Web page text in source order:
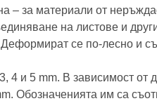
– за материали от
на листове и
се по-лесно и
4 и 5 mm. В зависимост
Обозначенията им са